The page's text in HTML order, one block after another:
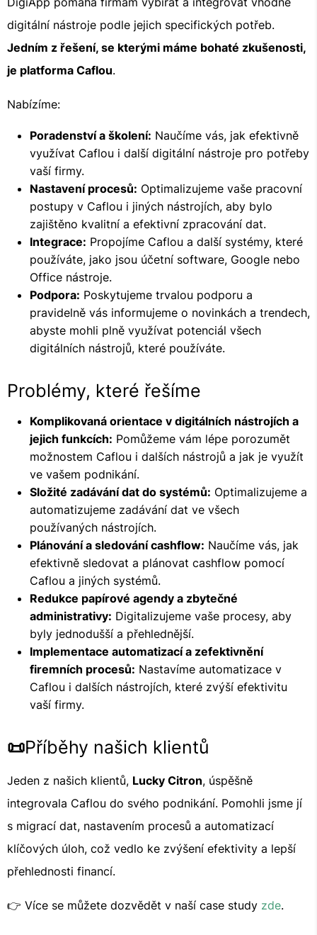
digitální nástroje podle jejich specifických potřeb.
Jedním z řešení, se kterými máme bohaté zkušenosti,
je platforma Caflou.
Nabízíme:
Poradenství a školení: Naučíme vás, jak efektivně
využívat Caflou i další digitální nástroje pro potřeby
vaší firmy.
Nastavení procesů: Optimalizujeme vaše pracovní
postupy v Caflou i jiných nástrojích, aby bylo
zajištěno kvalitní a efektivní zpracování dat.
Integrace: Propojíme Caflou a další systémy, které
používáte, jako jsou účetní software, Google nebo
Office nástroje.
Podpora: Poskytujeme trvalou podporu a
pravidelně vás informujeme o novinkách a trendech,
abyste mohli plně využívat potenciál všech
digitálních nástrojů, které používáte.
Problémy, které řešíme
Komplikovaná orientace v digitálních nástrojích a
jejich funkcích: Pomůžeme vám lépe porozumět
možnostem Caflou i dalších nástrojů a jak je využít
ve vašem podnikání.
Složité zadávání dat do systémů: Optimalizujeme a
automatizujeme zadávání dat ve všech
používaných nástrojích.
Plánování a sledování cashflow: Naučíme vás, jak
efektivně sledovat a plánovat cashflow pomocí
Caflou a jiných systémů.
Redukce papírové agendy a zbytečné
administrativy: Digitalizujeme vaše procesy, aby
byly jednodušší a přehlednější.
Implementace automatizací a zefektivnění
firemních procesů: Nastavíme automatizace v
Caflou i dalších nástrojích, které zvýší efektivitu
vaší firmy.
📜Příběhy našich klientů
Jeden z našich klientů, Lucky Citron, úspěšně
integrovala Caflou do svého podnikání. Pomohli jsme jí
s migrací dat, nastavením procesů a automatizací
klíčových úloh, což vedlo ke zvýšení efektivity a lepší
přehlednosti financí.
👉 Více se můžete dozvědět v naší case study zde.